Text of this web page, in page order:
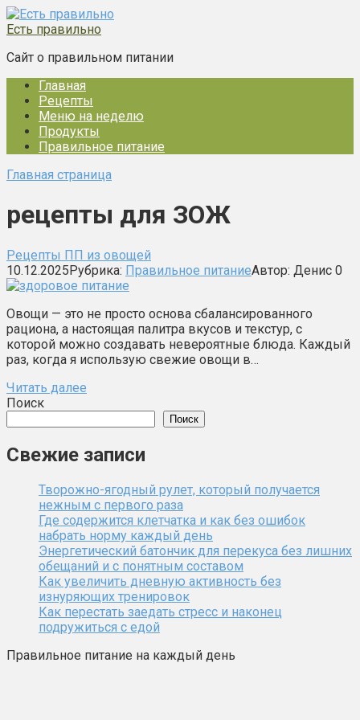
Перейти
к
Есть правильно
Сайт о правильном питании
Главная
Рецепты
Меню на неделю
Продукты
Правильное питание
Главная страница
рецепты для ЗОЖ
Рецепты ПП из овощей
10.12.2025Рубрика: Правильное питаниеАвтор: Денис 0
Овощи — это не просто основа сбалансированного
рациона, а настоящая палитра вкусов и текстур, с
которой можно создавать невероятные блюда. Каждый
раз, когда я использую свежие овощи в…
Читать далее
Поиск
Поиск
Свежие записи
Творожно-ягодный рулет, который получается
нежным с первого раза
Где содержится клетчатка и как без ошибок
набрать норму каждый день
Энергетический батончик для перекуса без лишних
обещаний и с понятным составом
Как увеличить дневную активность без
изнуряющих тренировок
Как перестать заедать стресс и наконец
подружиться с едой
Правильное питание на каждый день